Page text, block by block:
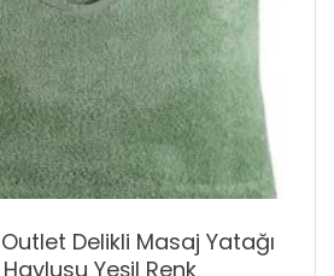
Delikli Masaj Yatağı
Yeşil Renk